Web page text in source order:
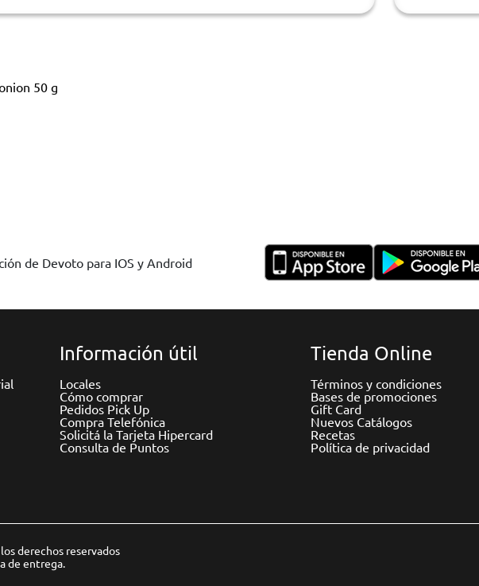
50 g
de Devoto para IOS y Android
Información útil
Locales
Cómo comprar
Pedidos Pick Up
Compra Telefónica
Solicitá la Tarjeta Hipercard
Consulta de Puntos
Tienda Online
Términos y condiciones
Bases de promociones
Gift Card
Nuevos Catálogos
Recetas
Política de privacidad
derechos reservados
de entrega.